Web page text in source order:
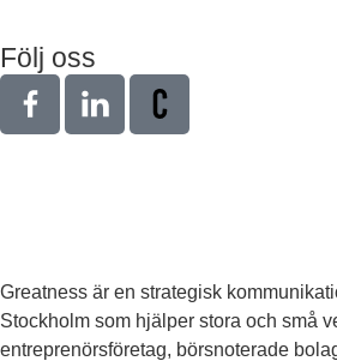
Följ oss
Greatness är en strategisk
Stockholm som hjälper stora och små
entreprenörsföretag, börsnoterade